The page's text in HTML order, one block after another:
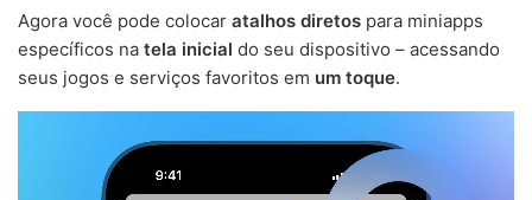
Agora você pode colocar atalhos diretos para miniapps
específicos na tela inicial do seu dispositivo – acessando
seus jogos e serviços favoritos em um toque.